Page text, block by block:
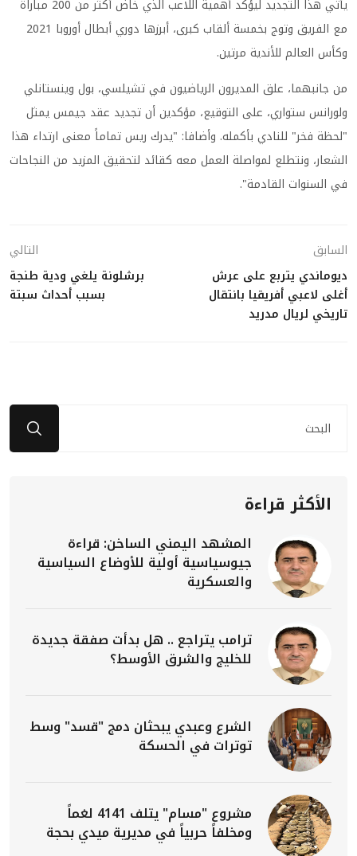
يأتي هذا التجديد ليؤكد أهمية اللاعب الذي خاض أكثر من 200 مباراة
مع الفريق وتوج بخمسة ألقاب كبرى، أبرزها دوري أبطال أوروبا 2021
وكأس العالم للأندية مرتين.
من جانبهما، علق المديرون الرياضيون في تشيلسي، بول وينستانلي
ولورانس ستواري، على التوقيع، مؤكدين أن تجديد عقد جيمس يمثل
"لحظة فخر" للنادي بأكمله. وأضافا: "يدرك ريس تماماً معنى ارتداء هذا
الشعار، ونتطلع لمواصلة العمل معه كقائد لتحقيق المزيد من النجاحات
في السنوات القادمة".
السابق
ديوماندي يتربع على عرش
أغلى لاعبي أفريقيا بانتقال
تاريخي لريال مدريد
التالي
برشلونة يلغي ودية طنجة
بسبب أحداث سبتة
الأكثر قراءة
المشهد اليمني الساخن: قراءة
جيوسياسية أولية للأوضاع السياسية
والعسكرية
ترامب يتراجع .. هل بدأت صفقة جديدة
للخليج والشرق الأوسط؟
الشرع وعبدي يبحثان دمج "قسد" وسط
توترات في الحسكة
مشروع "مسام" يتلف 4141 لغماً
ومخلفاً حربياً في مديرية ميدي بحجة